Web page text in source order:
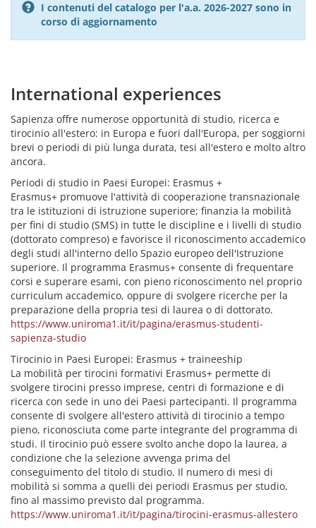
I contenuti del catalogo per l'a.a. 2026-2027 sono in
corso di aggiornamento
International experiences
Sapienza offre numerose opportunità di studio, ricerca e
tirocinio all'estero: in Europa e fuori dall'Europa, per soggiorni
brevi o periodi di più lunga durata, tesi all'estero e molto altro
ancora.
Periodi di studio in Paesi Europei: Erasmus +
Erasmus+ promuove l'attività di cooperazione transnazionale
tra le istituzioni di istruzione superiore; finanzia la mobilità
per fini di studio (SMS) in tutte le discipline e i livelli di studio
(dottorato compreso) e favorisce il riconoscimento accademico
degli studi all'interno dello Spazio europeo dell'Istruzione
superiore. Il programma Erasmus+ consente di frequentare
corsi e superare esami, con pieno riconoscimento nel proprio
curriculum accademico, oppure di svolgere ricerche per la
preparazione della propria tesi di laurea o di dottorato.
https://www.uniroma1.it/it/pagina/erasmus-studenti-
sapienza-studio
Tirocinio in Paesi Europei: Erasmus + traineeship
La mobilità per tirocini formativi Erasmus+ permette di
svolgere tirocini presso imprese, centri di formazione e di
ricerca con sede in uno dei Paesi partecipanti. Il programma
consente di svolgere all'estero attività di tirocinio a tempo
pieno, riconosciuta come parte integrante del programma di
studi. Il tirocinio può essere svolto anche dopo la laurea, a
condizione che la selezione avvenga prima del
conseguimento del titolo di studio. Il numero di mesi di
mobilità si somma a quelli dei periodi Erasmus per studio,
fino al massimo previsto dal programma.
https://www.uniroma1.it/it/pagina/tirocini-erasmus-allestero